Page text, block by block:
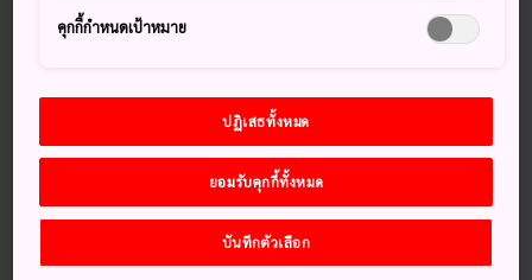
10 Aug (จันทร์) 50%
12 Aug (พุธ) 32° 25° 40%
13 Aug (พฤหัสบดี) 32° 25° 40%
คุกกี้กำหนดเป้าหมาย
ปฏิเสธทั้งหมด
ยอมรับคุกกี้ทั้งหมด
บันทึกตัวเลือก